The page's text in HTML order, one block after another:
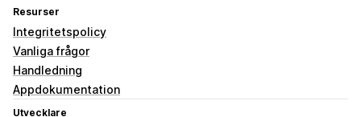
Resurser
Integritetspolicy
Vanliga frågor
Handledning
Appdokumentation
Utvecklare